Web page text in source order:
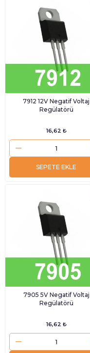
7912 12V Negatif Voltaj
Regülatörü
16,62 ₺
SEPETE EKLE
7905 5V Negatif Voltaj
Regülatörü
16,62 ₺